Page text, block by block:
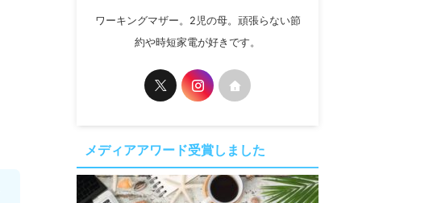
ワーキングマザー。2児の母。頑張らない節
約や時短家電が好きです。
メディアアワード受賞しました